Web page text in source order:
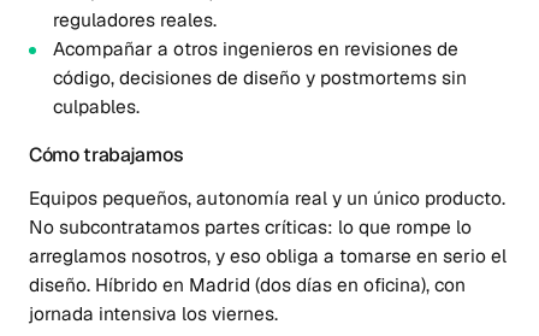
reguladores reales.
Acompañar a otros ingenieros en revisiones de
código, decisiones de diseño y postmortems sin
culpables.
Cómo trabajamos
Equipos pequeños, autonomía real y un único producto.
No subcontratamos partes críticas: lo que rompe lo
arreglamos nosotros, y eso obliga a tomarse en serio el
diseño. Híbrido en Madrid (dos días en oficina), con
jornada intensiva los viernes.